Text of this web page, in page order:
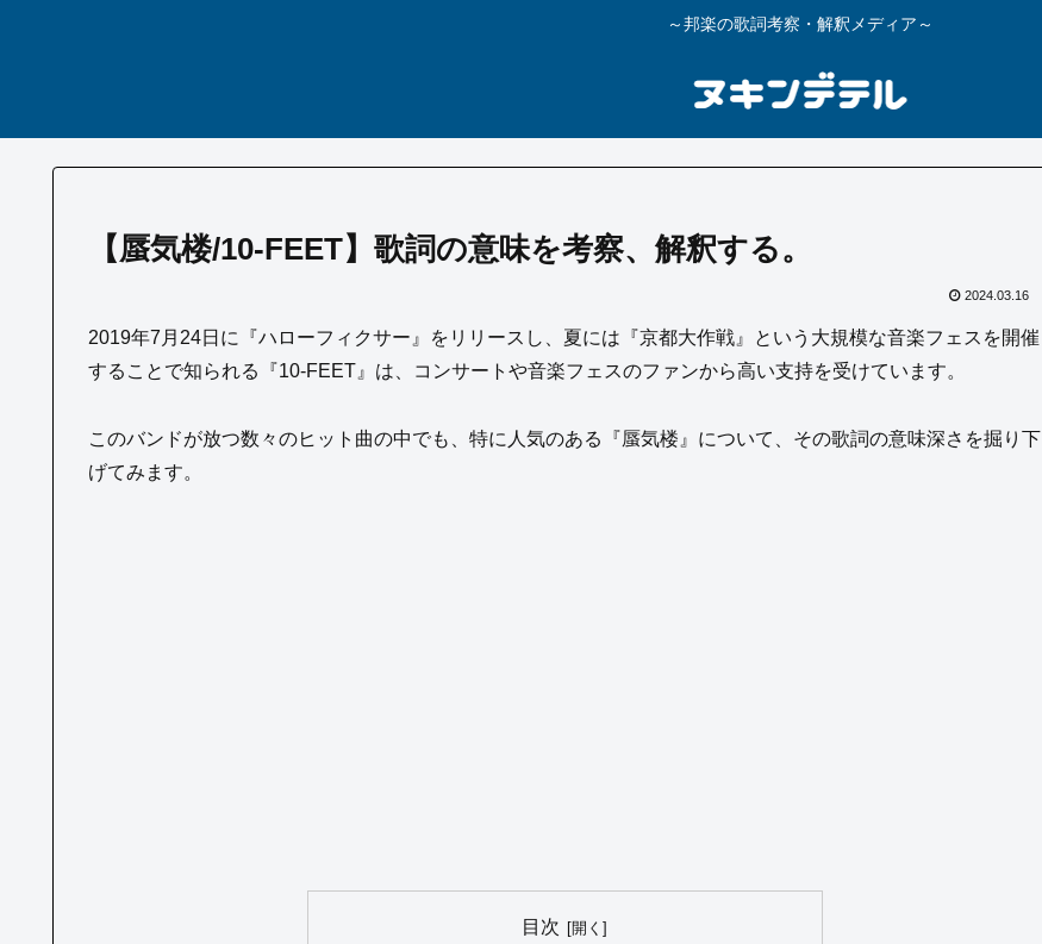
～邦楽の歌詞考察・解釈メディア～
【蜃気楼/10-FEET】歌詞の意味を考察、解釈する。
2024.03.16
2019年7月24日に『ハローフィクサー』をリリースし、夏には『京都大作戦』という大規模な音楽フェスを開催
することで知られる『10-FEET』は、コンサートや音楽フェスのファンから高い支持を受けています。
このバンドが放つ数々のヒット曲の中でも、特に人気のある『蜃気楼』について、その歌詞の意味深さを掘り下
げてみます。
目次